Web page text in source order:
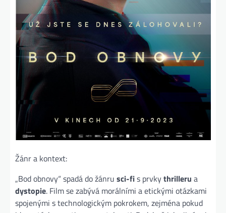
Žánr a kontext:
„Bod obnovy“ spadá do žánru sci-fis prvkythrilleru a
dystopie. Film se zabývá morálními a etickými otázkami
spojenými s technologickým pokrokem, zejména pokud